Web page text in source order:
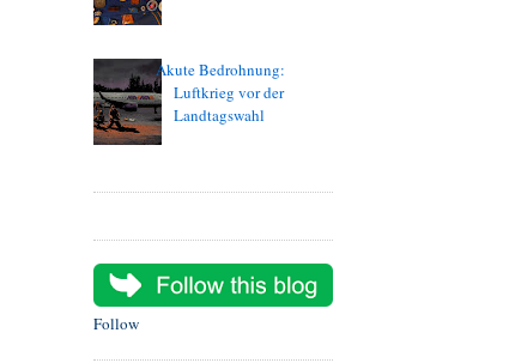
Akute Bedrohnung:
Luftkrieg vor der
Landtagswahl
Follow